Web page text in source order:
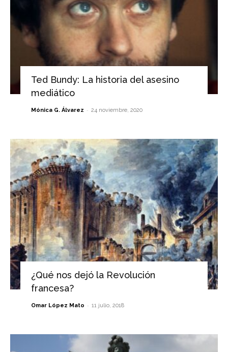
Ted Bundy: La historia del asesino
mediático
Mónica G. Álvarez - 24 noviembre, 2020
¿Qué nos dejó la Revolución
francesa?
Omar López Mato - 11 julio, 2018